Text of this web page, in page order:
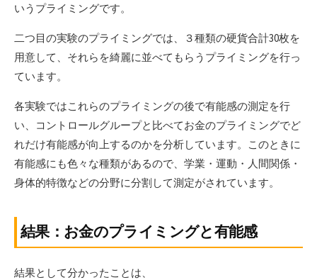
いうプライミングです。
二つ目の実験のプライミングでは、３種類の硬貨合計30枚を
用意して、それらを綺麗に並べてもらうプライミングを行っ
ています。
各実験ではこれらのプライミングの後で有能感の測定を行
い、コントロールグループと比べてお金のプライミングでど
れだけ有能感が向上するのかを分析しています。このときに
有能感にも色々な種類があるので、学業・運動・人間関係・
身体的特徴などの分野に分割して測定がされています。
結果：お金のプライミングと有能感
結果として分かったことは、